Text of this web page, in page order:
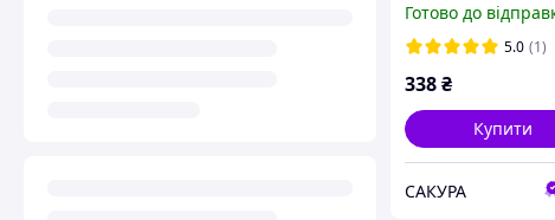
KAY PRO
Готово до
5.0 (1)
338₴
Купити
САКУРА